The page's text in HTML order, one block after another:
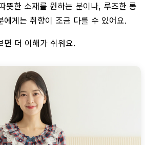
뜻한 소재를 원하는 분이나, 루즈한 롱
에게는 취향이 조금 다를 수 있어요.
면 더 이해가 쉬워요.